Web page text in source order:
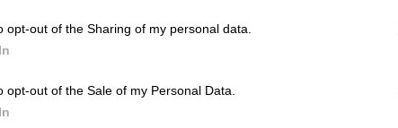
opt-out of the Sharing of my personal data.
opt-out of the Sale of my Personal Data.
ενέργεια, την πρωτοπορία και το
μας, του Makaya McCraven